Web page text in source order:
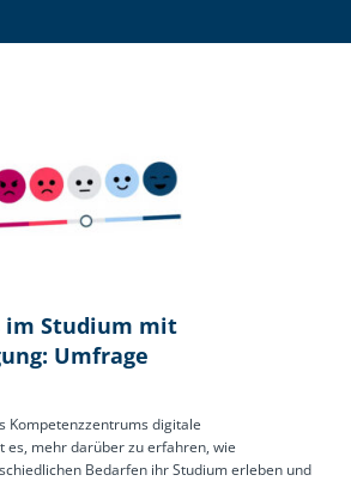
im Studium mit
Umfrage
Kompetenzzentrums digitale
mehr darüber zu erfahren, wie
Bedarfen ihr Studium erleben und